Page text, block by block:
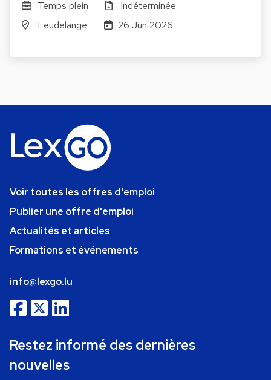
Temps plein
Indéterminée
Leudelange
26 Jun 2026
Voir toutes les offres d'emploi
Publier une offre d'emploi
Actualités et articles
Formations et événements
info@lexgo.lu
Restez informé des dernières
nouvelles